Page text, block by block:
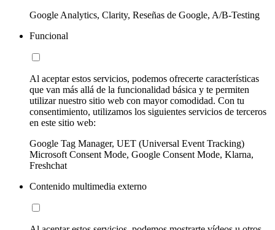
Google Analytics, Clarity, Reseñas de Google, A/B-Testing
Funcional
Al aceptar estos servicios, podemos ofrecerte características
que van más allá de la funcionalidad básica y te permiten
utilizar nuestro sitio web con mayor comodidad. Con tu
consentimiento, utilizamos los siguientes servicios de terceros
en este sitio web:
Google Tag Manager, UET (Universal Event Tracking)
Microsoft Consent Mode, Google Consent Mode, Klarna,
Freshchat
Contenido multimedia externo